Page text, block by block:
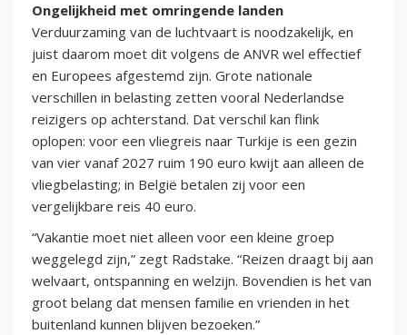
Ongelijkheid met omringende landen
Verduurzaming van de luchtvaart is noodzakelijk, en
juist daarom moet dit volgens de ANVR wel effectief
en Europees afgestemd zijn. Grote nationale
verschillen in belasting zetten vooral Nederlandse
reizigers op achterstand. Dat verschil kan flink
oplopen: voor een vliegreis naar Turkije is een gezin
van vier vanaf 2027 ruim 190 euro kwijt aan alleen de
vliegbelasting; in België betalen zij voor een
vergelijkbare reis 40 euro.
“Vakantie moet niet alleen voor een kleine groep
weggelegd zijn,” zegt Radstake. “Reizen draagt bij aan
welvaart, ontspanning en welzijn. Bovendien is het van
groot belang dat mensen familie en vrienden in het
buitenland kunnen blijven bezoeken.”